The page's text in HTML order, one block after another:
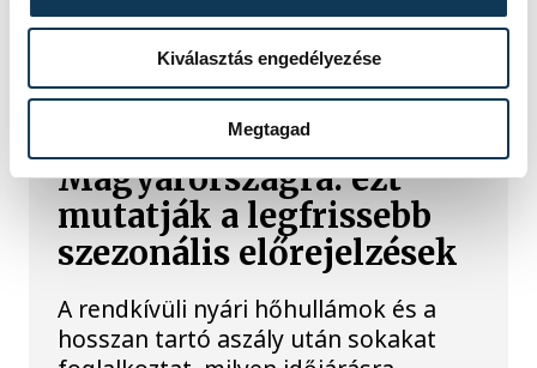
Kiválasztás engedélyezése
Megtagad
Ilyen ősz és tél várhat
Magyarországra: ezt
mutatják a legfrissebb
szezonális előrejelzések
A rendkívüli nyári hőhullámok és a
hosszan tartó aszály után sokakat